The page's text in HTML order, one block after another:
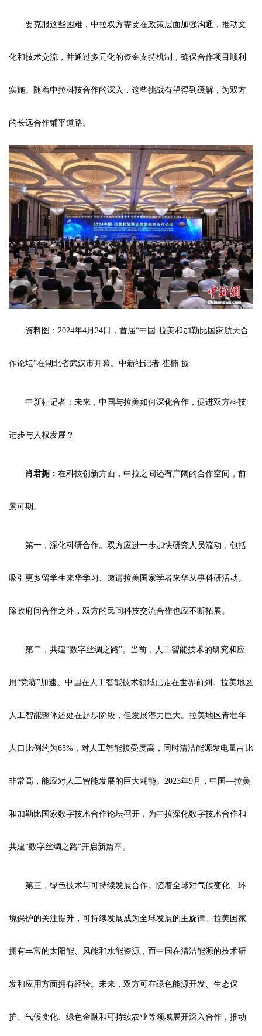
要克服这些困难，中拉双方需要在政策层面加强沟通，推动文
化和技术交流，并通过多元化的资金支持机制，确保合作项目顺利
实施。随着中拉科技合作的深入，这些挑战有望得到缓解，为双方
的长远合作铺平道路。
资料图：2024年4月24日，首届“中国-拉美和加勒比国家航天合
作论坛”在湖北省武汉市开幕。中新社记者 崔楠 摄
中新社记者：未来，中国与拉美如何深化合作，促进双方科技
进步与人权发展？
肖君拥： 在科技创新方面，中拉之间还有广阔的合作空间，前
景可期。
第一，深化科研合作。双方应进一步加快研究人员流动，包括
吸引更多留学生来华学习、邀请拉美国家学者来华从事科研活动。
除政府间合作之外，双方的民间科技交流合作也应不断拓展。
第二，共建“数字丝绸之路”。当前，人工智能技术的研究和应
用“竞赛”加速。中国在人工智能技术领域已走在世界前列。拉美地区
人工智能整体还处在起步阶段，但发展潜力巨大。拉美地区青壮年
人口比例约为65%，对人工智能接受度高，同时清洁能源发电量占比
非常高，能应对人工智能发展的巨大耗能。2023年9月，中国—拉美
和加勒比国家数字技术合作论坛召开，为中拉深化数字技术合作和
共建“数字丝绸之路”开启新篇章。
第三，绿色技术与可持续发展合作。随着全球对气候变化、环
境保护的关注提升，可持续发展成为全球发展的主旋律。拉美国家
拥有丰富的太阳能、风能和水能资源，而中国在清洁能源的技术研
发和应用方面拥有经验。未来，双方可在绿色能源开发、生态保
护、气候变化、绿色金融和可持续农业等领域展开深入合作，推动